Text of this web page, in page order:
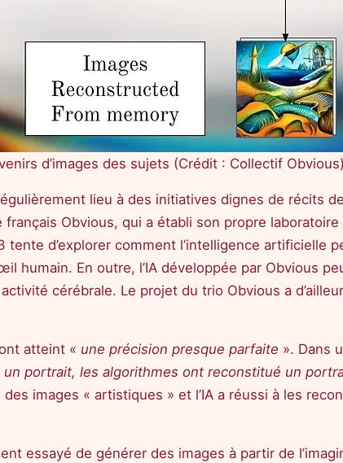
d’images des sujets (Crédit : Collectif Obvious)
lieu à des initiatives dignes de récits
Obvious, qui a établi son propre
d’explorer comment l’intelligence artificielle
humain. En outre, l’IA développée par Obvious
cérébrale. Le projet du trio Obvious a
atteint « une précision presque parfaite ». Dans
un portrait, les algorithmes ont reconstitué un
images « artistiques » et l’IA a réussi à les
essayé de générer des images à partir de